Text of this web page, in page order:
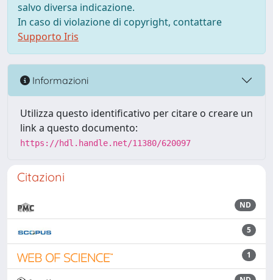
salvo diversa indicazione.
In caso di violazione di copyright, contattare
Supporto Iris
Informazioni
Utilizza questo identificativo per citare o creare un
link a questo documento:
https://hdl.handle.net/11380/620097
Citazioni
ND
5
1